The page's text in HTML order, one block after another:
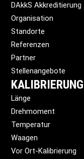
DAkkS Akkreditierung
Organisation
Standorte
Referenzen
Partner
Stellenangebote
KALIBRIERUNG
Länge
Drehmoment
Temperatur
Waagen
Vor Ort-Kalibrierung